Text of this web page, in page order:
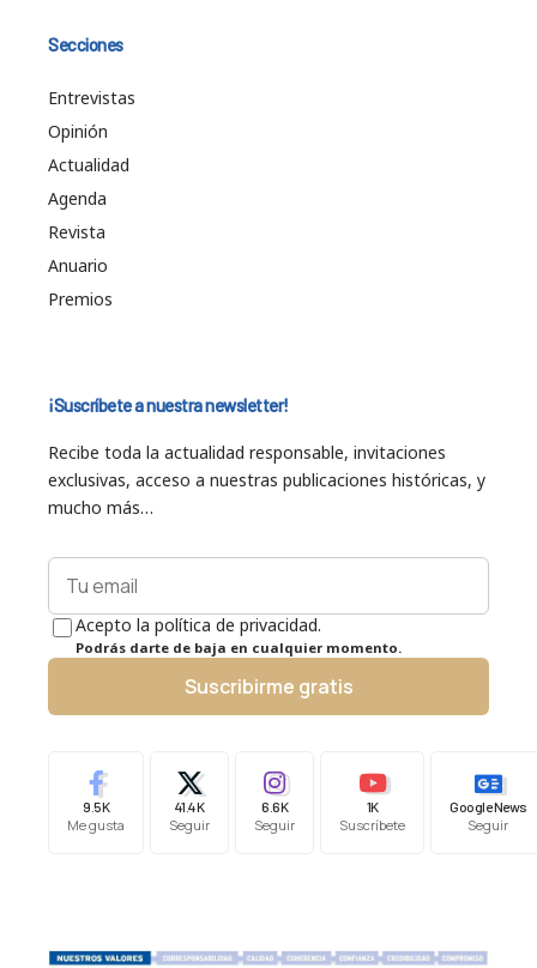
Secciones
Entrevistas
Opinión
Actualidad
Agenda
Revista
Anuario
Premios
¡Suscríbete a nuestra newsletter!
Recibe toda la actualidad responsable, invitaciones
exclusivas, acceso a nuestras publicaciones históricas, y
mucho más…
Acepto la política de privacidad.
Podrás darte de baja en cualquier momento.
Suscribirme gratis
9.5K
Me gusta
41.4K
Seguir
6.6K
Seguir
1K
Suscríbete
Google News
Seguir